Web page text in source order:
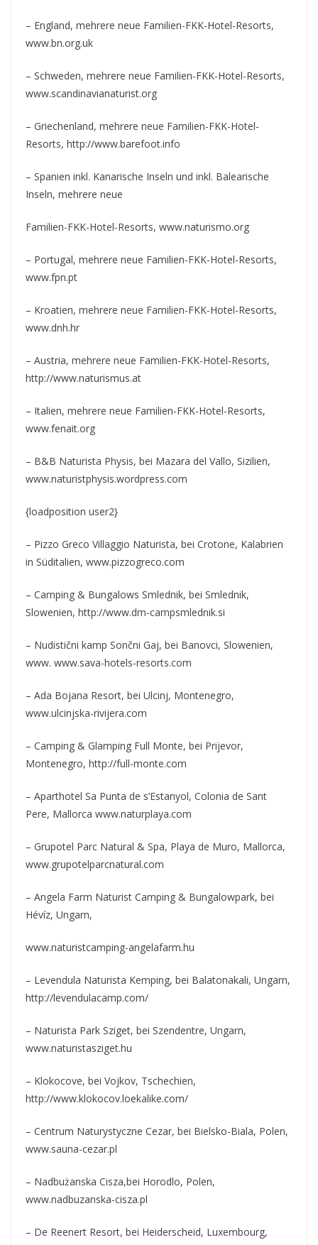
– England, mehrere neue Familien-FKK-Hotel-Resorts,
www.bn.org.uk
– Schweden, mehrere neue Familien-FKK-Hotel-Resorts,
www.scandinavianaturist.org
– Griechenland, mehrere neue Familien-FKK-Hotel-
Resorts, http://www.barefoot.info
– Spanien inkl. Kanarische Inseln und inkl. Balearische
Inseln, mehrere neue
Familien-FKK-Hotel-Resorts, www.naturismo.org
– Portugal, mehrere neue Familien-FKK-Hotel-Resorts,
www.fpn.pt
– Kroatien, mehrere neue Familien-FKK-Hotel-Resorts,
www.dnh.hr
– Austria, mehrere neue Familien-FKK-Hotel-Resorts,
http://www.naturismus.at
– Italien, mehrere neue Familien-FKK-Hotel-Resorts,
www.fenait.org
– B&B Naturista Physis, bei Mazara del Vallo, Sizilien,
www.naturistphysis.wordpress.com
{loadposition user2}
– Pizzo Greco Villaggio Naturista, bei Crotone, Kalabrien
in Süditalien, www.pizzogreco.com
– Camping & Bungalows Smlednik, bei Smlednik,
Slowenien, http://www.dm-campsmlednik.si
– Nudistični kamp Sončni Gaj, bei Banovci, Slowenien,
www. www.sava-hotels-resorts.com
– Ada Bojana Resort, bei Ulcinj, Montenegro,
www.ulcinjska-rivijera.com
– Camping & Glamping Full Monte, bei Prijevor,
Montenegro, http://full-monte.com
– Aparthotel Sa Punta de s’Estanyol, Colonia de Sant
Pere, Mallorca www.naturplaya.com
– Grupotel Parc Natural & Spa, Playa de Muro, Mallorca,
www.grupotelparcnatural.com
– Angela Farm Naturist Camping & Bungalowpark, bei
Hévíz, Ungarn,
www.naturistcamping-angelafarm.hu
– Levendula Naturista Kemping, bei Balatonakali, Ungarn,
http://levendulacamp.com/
– Naturista Park Sziget, bei Szendentre, Ungarn,
www.naturistasziget.hu
– Klokocove, bei Vojkov, Tschechien,
http://www.klokocov.loekalike.com/
– Centrum Naturystyczne Cezar, bei Bielsko-Biala, Polen,
www.sauna-cezar.pl
– Nadbużanska Cisza,bei Horodlo, Polen,
www.nadbuzanska-cisza.pl
– De Reenert Resort, bei Heiderscheid, Luxembourg,